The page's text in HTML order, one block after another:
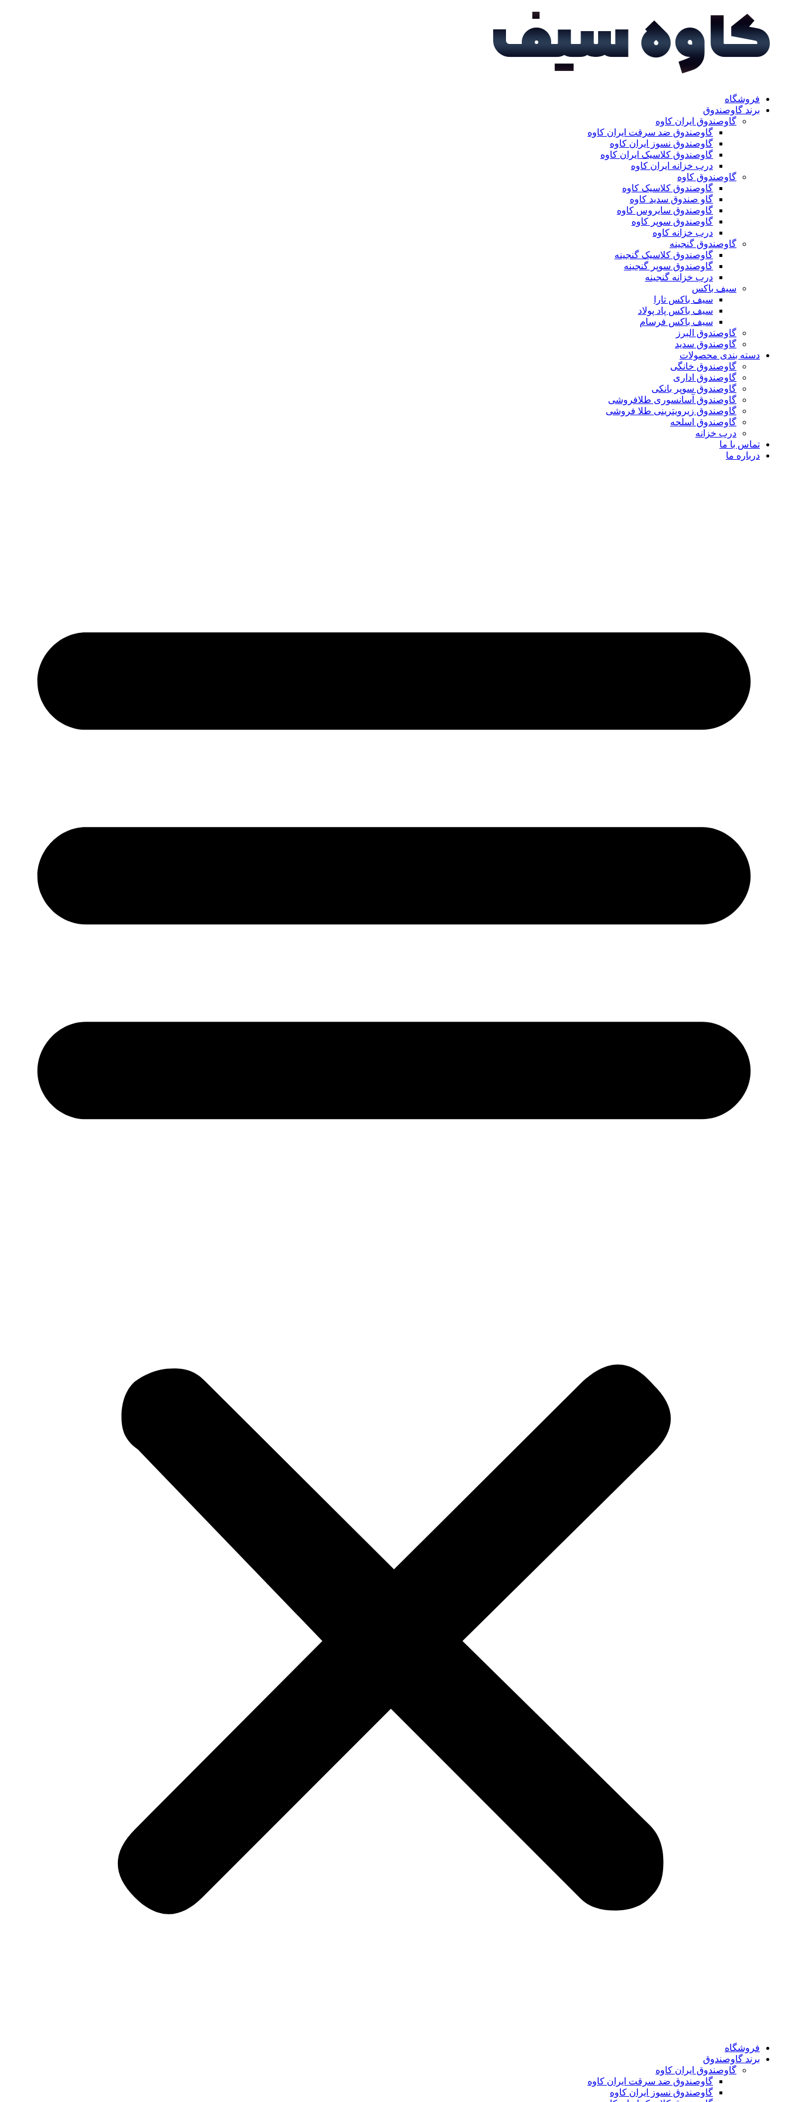
فروشگاه
برند گاوصندوق
گاوصندوق ایران کاوه
گاوصندوق ضد سرقت ایران کاوه
گاوصندوق نسوز ایران کاوه
گاوصندوق کلاسیک ایران کاوه
درب خزانه ایران کاوه
گاوصندوق کاوه
گاوصندوق کلاسیک کاوه
گاو صندوق سدید کاوه
گاوصندوق سایروس کاوه
گاوصندوق سوپر کاوه
درب خزانه کاوه
گاوصندوق گنجینه
گاوصندوق کلاسیک گنجینه
گاوصندوق سوپر گنجینه
درب خزانه گنجینه
سیف باکس
سیف باکس تارا
سیف باکس پاد پولاد
سیف باکس فرسام
گاوصندوق البرز
گاوصندوق سدید
دسته بندی محصولات
گاوصندوق خانگی
گاوصندوق اداری
گاوصندوق سوپر بانکی
گاوصندوق آسانسوری طلافروشی
گاوصندوق زیرویترینی طلا فروشی
گاوصندوق اسلحه
درب خزانه
تماس با ما
درباره ما
فروشگاه
برند گاوصندوق
گاوصندوق ایران کاوه
گاوصندوق ضد سرقت ایران کاوه
گاوصندوق نسوز ایران کاوه